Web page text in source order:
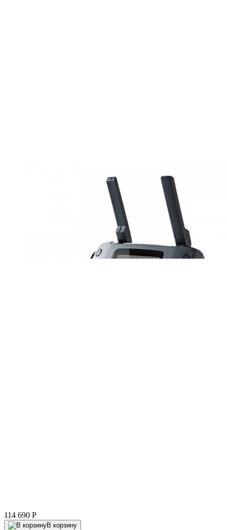
114 690 P
В корзину